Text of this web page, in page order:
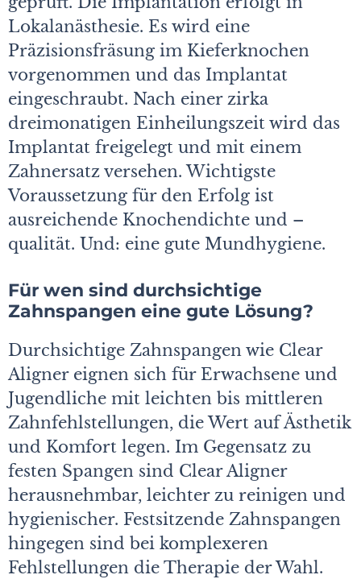
Lokalanästhesie. Es wird eine
Präzisionsfräsung im Kieferknochen
vorgenommen und das Implantat
eingeschraubt. Nach einer zirka
dreimonatigen Einheilungszeit wird das
Implantat freigelegt und mit einem
Zahnersatz versehen. Wichtigste
Voraussetzung für den Erfolg ist
ausreichende Knochendichte und –
qualität. Und: eine gute Mundhygiene.
Für wen sind durchsichtige
Zahnspangen eine gute Lösung?
Durchsichtige Zahnspangen wie Clear
Aligner eignen sich für Erwachsene und
Jugendliche mit leichten bis mittleren
Zahnfehlstellungen, die Wert auf Ästhetik
und Komfort legen. Im Gegensatz zu
festen Spangen sind Clear Aligner
herausnehmbar, leichter zu reinigen und
hygienischer. Festsitzende Zahnspangen
hingegen sind bei komplexeren
Fehlstellungen die Therapie der Wahl.